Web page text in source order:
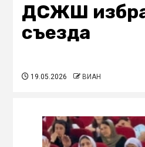
ДСЖШ
съезда
19.05.2026 ВИАН